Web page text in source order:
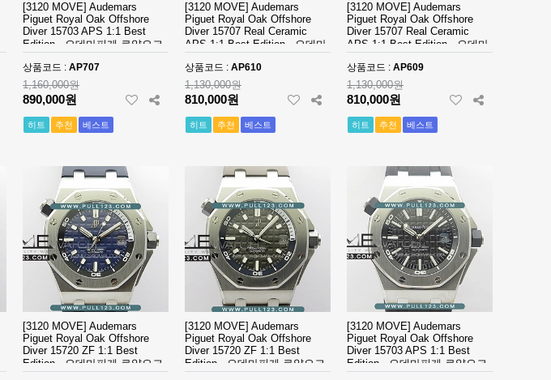
[3120 MOVE] Audemars
Piguet Royal Oak Offshore
Diver 15703 APS 1:1 Best
Edition - 오데마피게 로얄오크
션
상품코드 : AP707
1,160,000원
890,000원
히트 추천 베스트
[3120 MOVE] Audemars
Piguet Royal Oak Offshore
Diver 15707 Real Ceramic
APS 1:1 Best Edition - 오데마
버 세라믹 베스트에디션
상품코드 : AP610
1,130,000원
810,000원
히트 추천 베스트
[3120 MOVE] Audemars
Piguet Royal Oak Offshore
Diver 15707 Real Ceramic
APS 1:1 Best Edition - 오데마
버 세라믹 베스트에디션
상품코드 : AP609
1,130,000원
810,000원
히트 추천 베스트
[3120 MOVE] Audemars
Piguet Royal Oak Offshore
Diver 15720 ZF 1:1 Best
Edition - 오데마피게 로얄오크
[3120 MOVE] Audemars
Piguet Royal Oak Offshore
Diver 15720 ZF 1:1 Best
Edition - 오데마피게 로얄오크
[3120 MOVE] Audemars
Piguet Royal Oak Offshore
Diver 15703 APS 1:1 Best
Edition - 오데마피게 로얄오크